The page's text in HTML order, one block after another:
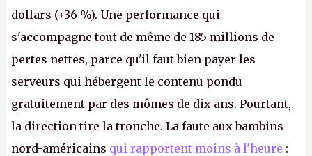
dollars (+36 %). Une performance qui
s'accompagne tout de même de 185 millions de
pertes nettes, parce qu'il faut bien payer les
serveurs qui hébergent le contenu pondu
gratuitement par des mômes de dix ans. Pourtant,
la direction tire la tronche. La faute aux bambins
nord-américains qui rapportent moins à l'heure :